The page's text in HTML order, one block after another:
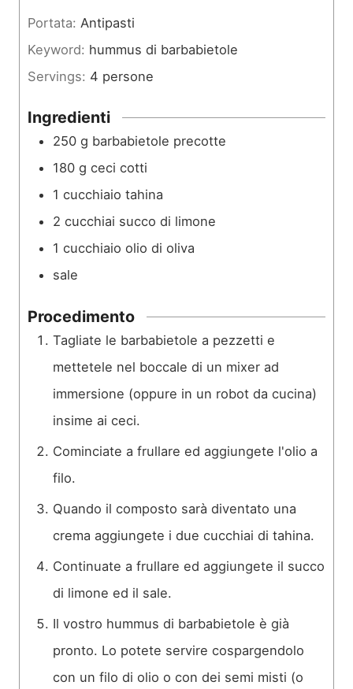
u
i
Portata: Antipasti
Keyword: hummus di barbabietole
Servings: 4 persone
Ingredienti
250 g barbabietole precotte
180 g ceci cotti
1 cucchiaio tahina
2 cucchiai succo di limone
1 cucchiaio olio di oliva
sale
Procedimento
Tagliate le barbabietole a pezzetti e
mettetele nel boccale di un mixer ad
immersione (oppure in un robot da cucina)
insime ai ceci.
Cominciate a frullare ed aggiungete l'olio a
filo.
Quando il composto sarà diventato una
crema aggiungete i due cucchiai di tahina.
Continuate a frullare ed aggiungete il succo
di limone ed il sale.
Il vostro hummus di barbabietole è già
pronto. Lo potete servire cospargendolo
con un filo di olio o con dei semi misti (o